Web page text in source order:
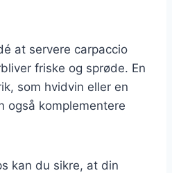
at servere carpaccio
friske og sprøde. En
som hvidvin eller en
også komplementere
kan du sikre, at din